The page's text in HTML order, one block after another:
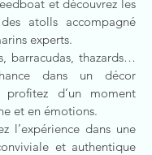
et découvrez les
atolls accompagné
experts.
barracudas, thazards…
dans un décor
profitez d’un moment
et en émotions.
l’expérience dans une
et authentique